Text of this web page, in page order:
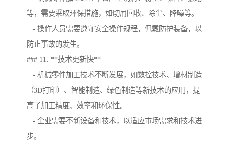
等，需要采取环保措施，如切屑回收、除尘、降噪等。
- 操作人员需要遵守安全操作规程，佩戴防护装备，以
防止事故的发生。
### 11. **技术更新快**
- 机械零件加工技术不断发展，如数控技术、增材制造
（3D打印）、智能制造、绿色制造等新技术的应用，提
高了加工精度、效率和环保性。
- 企业需要不新设备和技术，以适应市场需求和技术进
步。